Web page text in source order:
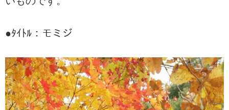
●ﾀｲﾄﾙ：モミジ